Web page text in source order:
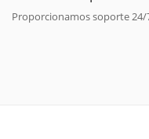
Proporcionamos soporte